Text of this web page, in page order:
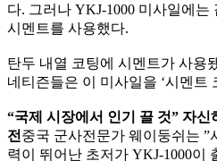
다. 그러나 YKJ-1000 미사일에는
시멘트를 사용했다.
탄두 내열 코팅에 시멘트가 사용
네티즌들은 이 미사일을 ‘시멘트
“국제 시장에서 인기 끌 것” 자
전 중국 군사전문가 웨이둥쉬는
력이 뛰어난 초저가 YKJ-1000이